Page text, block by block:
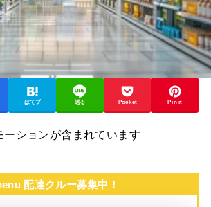
はてブ 送る Pocket Pin it
ーションが含まれています
配達クルー募集中！